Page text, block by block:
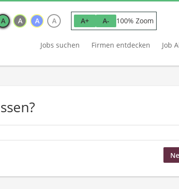
A A A A A+ A- 100% Zoom
Jobs suchen Firmen entdecken Job